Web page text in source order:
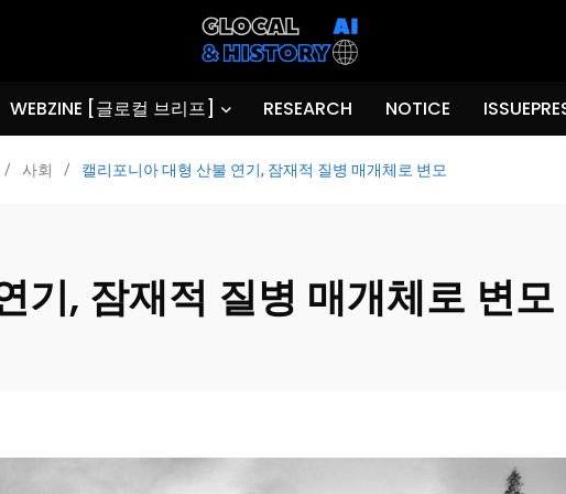
WEBZINE [글로컬 브리프] RESEARCH NOTICE
/ 사회 / 캘리포니아 대형 산불 연기, 잠재적 질병 매개체로 변모
기, 잠재적 질병 매개체로 변모